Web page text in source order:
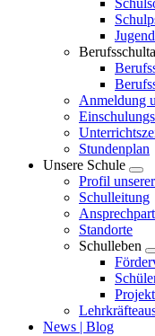
Anmeldung
Stundenplan
Unsere Schule
Profil
Schulleitung
Standorte
Schulleben
News | Blog